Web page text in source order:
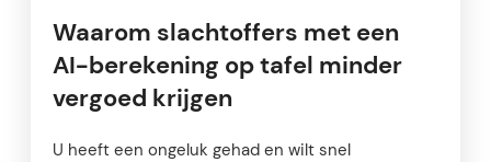
Waarom slachtoffers met een
AI-berekening op tafel minder
vergoed krijgen
U heeft een ongeluk gehad en wilt snel